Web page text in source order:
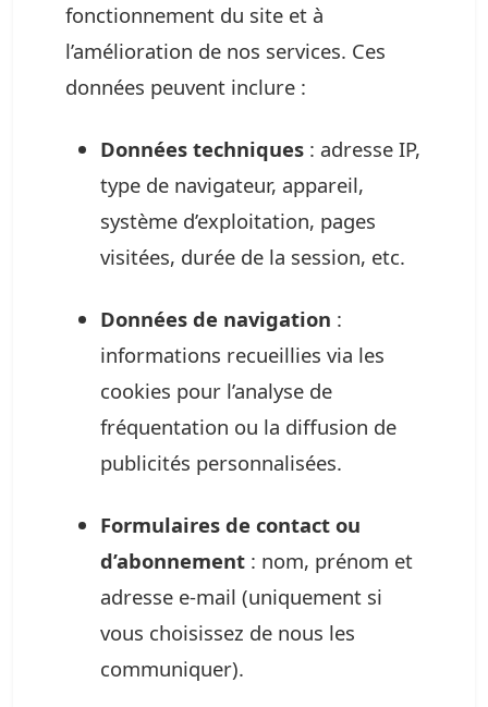
fonctionnement du site et à
l’amélioration de nos services. Ces
données peuvent inclure :
Données techniques : adresse IP,
type de navigateur, appareil,
système d’exploitation, pages
visitées, durée de la session, etc.
Données de navigation :
informations recueillies via les
cookies pour l’analyse de
fréquentation ou la diffusion de
publicités personnalisées.
Formulaires de contact ou
d’abonnement : nom, prénom et
adresse e-mail (uniquement si
vous choisissez de nous les
communiquer).